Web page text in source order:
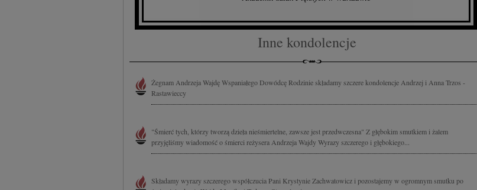
Inne kondolencje
Żegnam Andrzeja Wajdę Wspaniałego Dowódcę Rodzinie składamy szczere kondolencje Andrzej i Anna Trzos -
Rastawieccy
"Śmierć tych, którzy tworzą dzieła nieśmiertelne, zawsze jest przedwczesna" Z głębokim smutkiem i żalem
przyjęliśmy wiadomość o śmierci reżysera Andrzeja Wajdy Wyrazy szczerego i głębokiego...
Składamy wyrazy szczerego współczucia Pani Krystynie Zachwatowicz i pozostajemy w ogromnym smutku po